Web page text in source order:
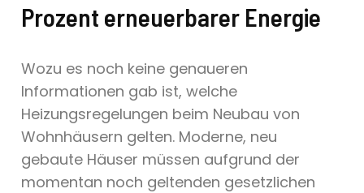
Prozent erneuerbarer Energie
Wozu es noch keine genaueren
Informationen gab ist, welche
Heizungsregelungen beim Neubau von
Wohnhäusern gelten. Moderne, neu
gebaute Häuser müssen aufgrund der
momentan noch geltenden gesetzlichen